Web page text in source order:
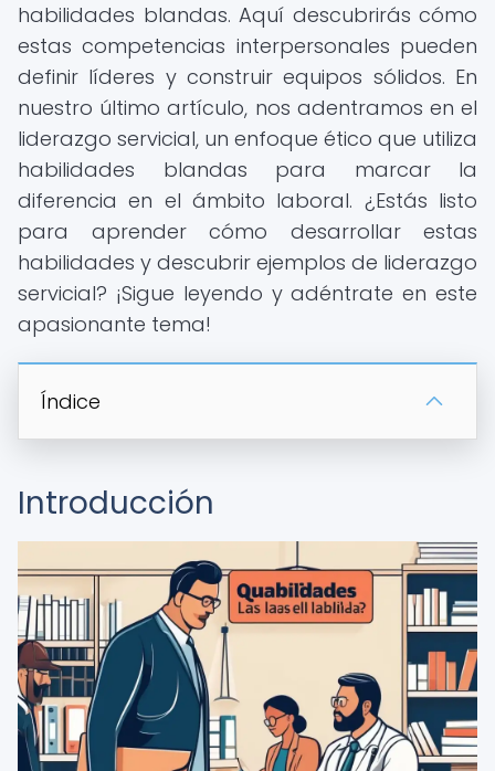
habilidades blandas. Aquí descubrirás cómo
estas competencias interpersonales pueden
definir líderes y construir equipos sólidos. En
nuestro último artículo, nos adentramos en el
liderazgo servicial, un enfoque ético que utiliza
habilidades blandas para marcar la
diferencia en el ámbito laboral. ¿Estás listo
para aprender cómo desarrollar estas
habilidades y descubrir ejemplos de liderazgo
servicial? ¡Sigue leyendo y adéntrate en este
apasionante tema!
Índice
Introducción